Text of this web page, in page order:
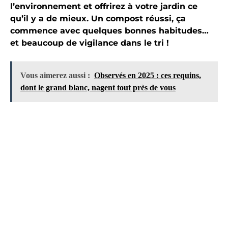
l’environnement et offrirez à votre jardin ce
qu’il y a de mieux. Un compost réussi, ça
commence avec quelques bonnes habitudes…
et beaucoup de vigilance dans le tri !
Vous aimerez aussi : Observés en 2025 : ces requins,
dont le grand blanc, nagent tout près de vous